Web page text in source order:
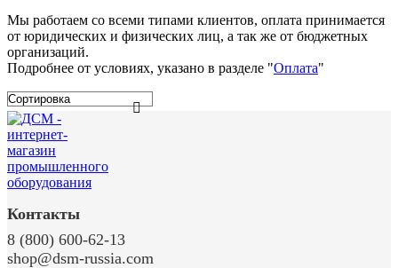
Мы работаем со всеми типами клиентов, оплата принимается
от юридических и физических лиц, а так же от бюджетных
организаций.
Подробнее от условиях, указано в разделе "Оплата"
Контакты
8 (800) 600-62-13
shop@dsm-russia.com